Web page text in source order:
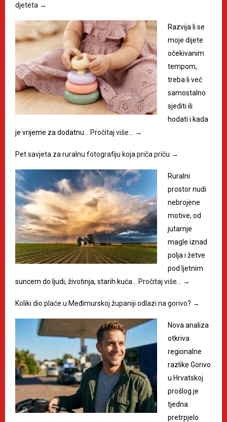
djeteta →
Razvija li se
moje dijete
očekivanim
tempom,
treba li već
samostalno
sjediti ili
hodati i kada
je vrijeme za dodatnu…
Pročitaj više… →
Pet savjeta za ruralnu fotografiju koja priča priču →
Ruralni
prostor nudi
nebrojene
motive, od
jutarnje
magle iznad
polja i žetve
pod ljetnim
suncem do ljudi, životinja, starih kuća…
Pročitaj više… →
Koliki dio plaće u Međimurskoj županiji odlazi na gorivo? →
Nova analiza
otkriva
regionalne
razlike Gorivo
u Hrvatskoj
prošlog je
tjedna
pretrpjelo